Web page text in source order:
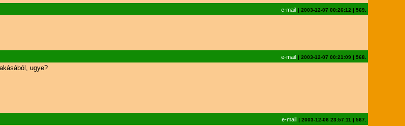
e-mail | 2003-12-07 00:26:12 | 569.
e-mail | 2003-12-07 00:21:09 | 568.
ugye?
e-mail | 2003-12-06 23:57:11 | 567.